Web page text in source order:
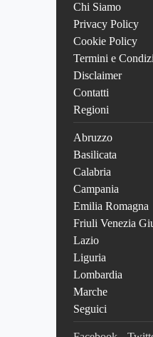
Chi Siamo
Privacy Policy
Cookie Policy
Termini e
Disclaimer
Contatti
Regioni
Abruzzo
Basilicata
Calabria
Campania
Emilia Romagna
Friuli Venezia
Lazio
Liguria
Lombardia
Marche
Seguici